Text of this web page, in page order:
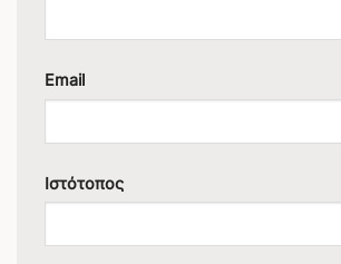
Email
Ιστότοπος